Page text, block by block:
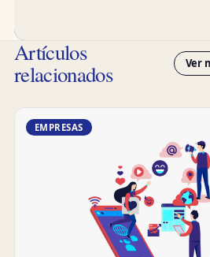
Artículos
relacionados Ver
EMPRESAS